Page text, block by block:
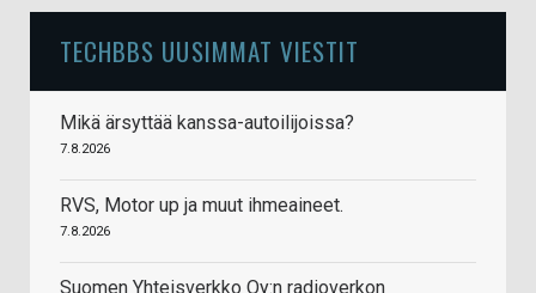
TECHBBS UUSIMMAT VIESTIT
Mikä ärsyttää kanssa-autoilijoissa?
7.8.2026
RVS, Motor up ja muut ihmeaineet.
7.8.2026
Suomen Yhteisverkko Oy:n radioverkon